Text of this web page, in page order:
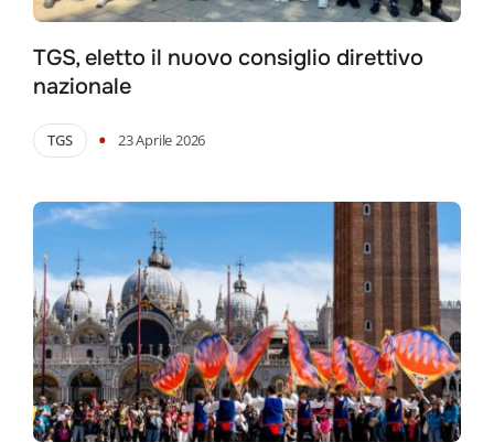
TGS, eletto il nuovo consiglio direttivo
nazionale
TGS • 23 Aprile 2026